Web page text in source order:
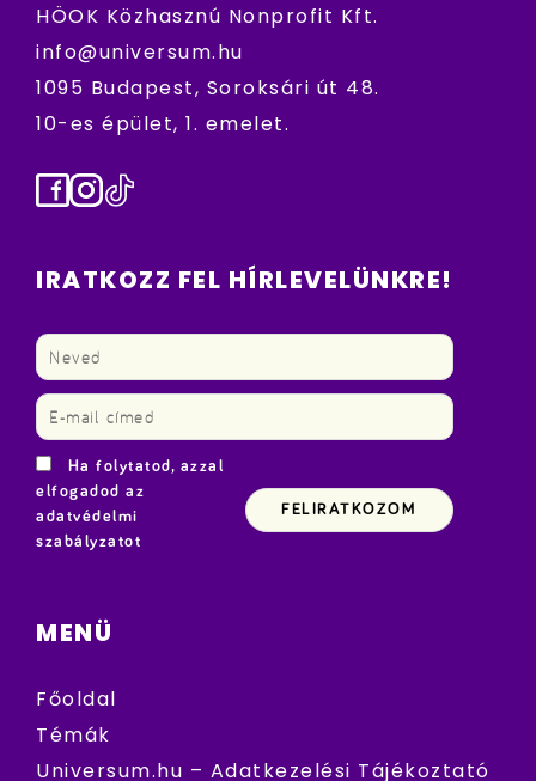
HÖOK Közhasznú Nonprofit Kft.
info@universum.hu
1095 Budapest, Soroksári út 48.
10-es épület, 1. emelet.
Facebook
Instagram
TikTok
IRATKOZZ FEL HÍRLEVELÜNKRE!
Ha folytatod, azzal
elfogadod az
adatvédelmi
szabályzatot
MENÜ
Főoldal
Témák
Universum.hu – Adatkezelési Tájékoztató